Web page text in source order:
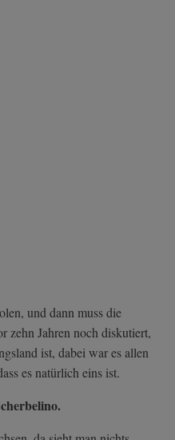
und dann muss die
zehn Jahren noch diskutiert,
ist, dabei war es allen
es natürlich eins ist.